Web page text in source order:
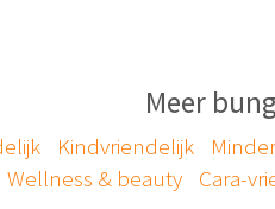
Meer
Kindvriendelijk
Wellness & beauty Cara-